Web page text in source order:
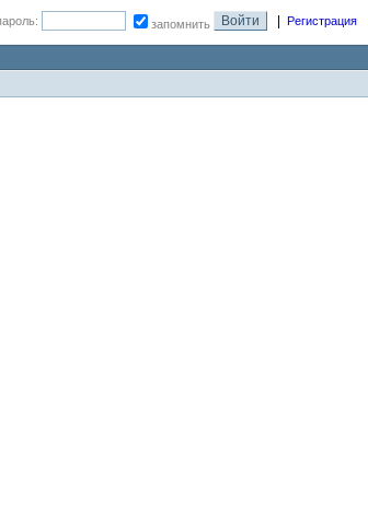
запомнить Регистрация